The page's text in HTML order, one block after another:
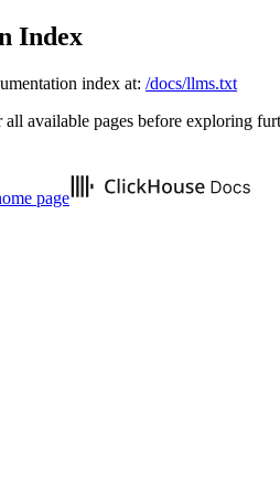
Index
index at: /docs/llms.txt
available pages before exploring
page